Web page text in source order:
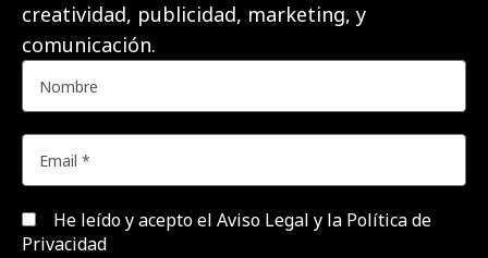
creatividad, publicidad, marketing, y
comunicación.
He leído y acepto el Aviso Legal y la Política de
Privacidad